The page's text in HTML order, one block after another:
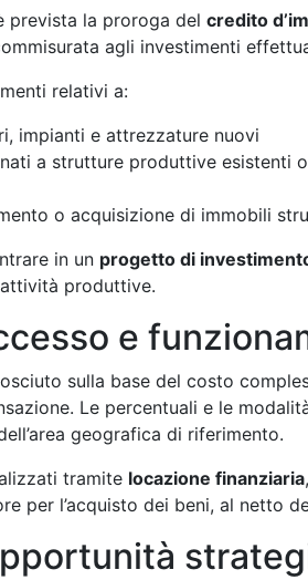
prevista la proroga del credito
agli investimenti
relativi a:
impianti e attrezzature nuovi
a strutture produttive esistenti
o acquisizione di immobili
in un progetto di
attività produttive.
e
sulla base del costo
Le percentuali e le
geografica di riferimento.
tramite locazione finanziaria
per l’acquisto dei beni, al netto